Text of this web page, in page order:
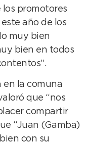
los promotores
año de los
muy bien
bien en todos
en la comuna
que “nos
compartir
“Juan (Gamba)
con su